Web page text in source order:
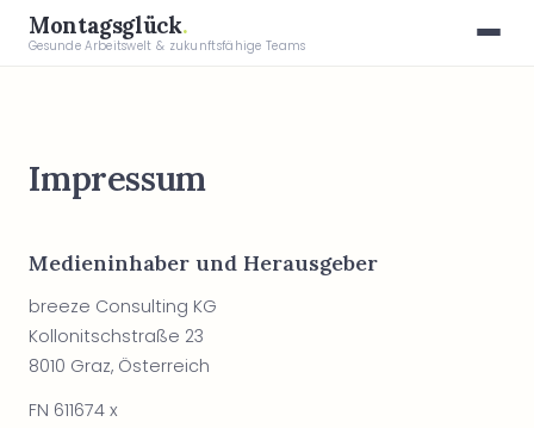
Montagsglück.
Gesunde Arbeitswelt & zukunftsfähige Teams
Impressum
Medieninhaber und Herausgeber
breeze Consulting KG
Kollonitschstraße 23
8010 Graz, Österreich
FN 611674 x